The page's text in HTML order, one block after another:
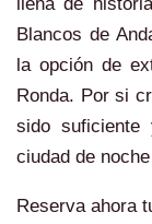
Blancos de
la opción de
Ronda. Por si
sido suficiente
ciudad de
Reserva ahora